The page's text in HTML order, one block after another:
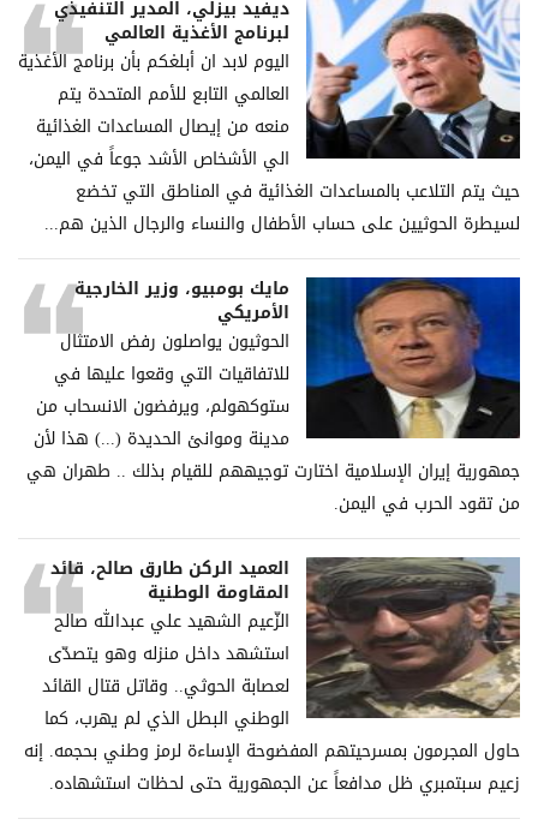
ديفيد بيزلي، المدير التنفيذي
لبرنامج الأغذية العالمي
اليوم لابد ان أبلغكم بأن برنامج الأغذية
العالمي التابع للأمم المتحدة يتم
منعه من إيصال المساعدات الغذائية
الي الأشخاص الأشد جوعاً في اليمن،
حيث يتم التلاعب بالمساعدات الغذائية في المناطق التي تخضع
لسيطرة الحوثيين على حساب الأطفال والنساء والرجال الذين هم...
مايك بومبيو، وزير الخارجية
الأمريكي
الحوثيون يواصلون رفض الامتثال
للاتفاقيات التي وقعوا عليها في
ستوكهولم، ويرفضون الانسحاب من
مدينة وموانئ الحديدة (...) هذا لأن
جمهورية إيران الإسلامية اختارت توجيههم للقيام بذلك .. طهران هي
من تقود الحرب في اليمن.
العميد الركن طارق صالح، قائد
المقاومة الوطنية
الزّعيم الشهيد علي عبدالله صالح
استشهد داخل منزله وهو يتصدّى
لعصابة الحوثي.. وقاتل قتال القائد
الوطني البطل الذي لم يهرب، كما
حاول المجرمون بمسرحيتهم المفضوحة الإساءة لرمز وطني بحجمه. إنه
زعيم سبتمبري ظل مدافعاً عن الجمهورية حتى لحظات استشهاده.